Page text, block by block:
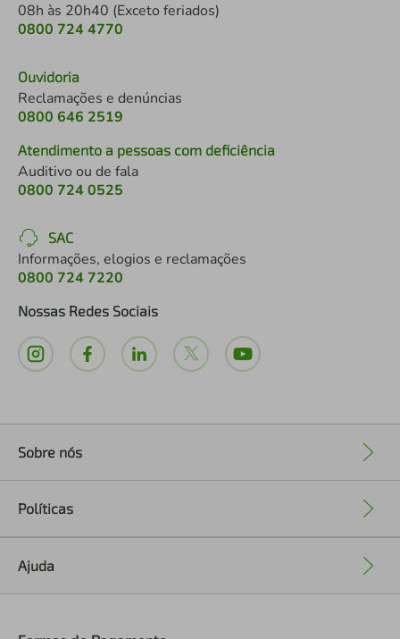
08h às 20h40 (Exceto feriados)
0800 724 4770
Ouvidoria
Reclamações e denúncias
0800 646 2519
Atendimento a pessoas com deficiência
Auditivo ou de fala
0800 724 0525
SAC
Informações, elogios e reclamações
0800 724 7220
Nossas Redes Sociais
Sobre nós
Políticas
Ajuda